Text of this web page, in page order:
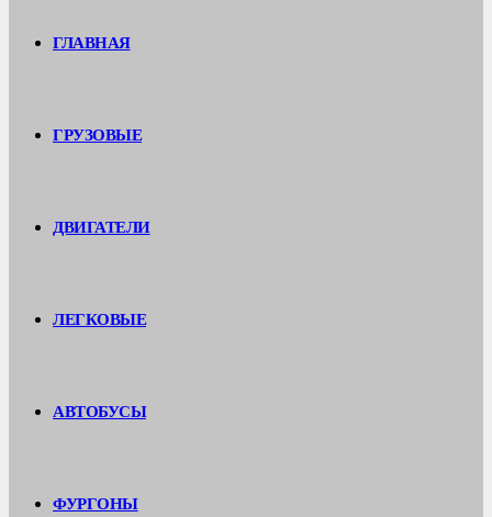
ГЛАВНАЯ
ГРУЗОВЫЕ
ДВИГАТЕЛИ
ЛЕГКОВЫЕ
АВТОБУСЫ
ФУРГОНЫ